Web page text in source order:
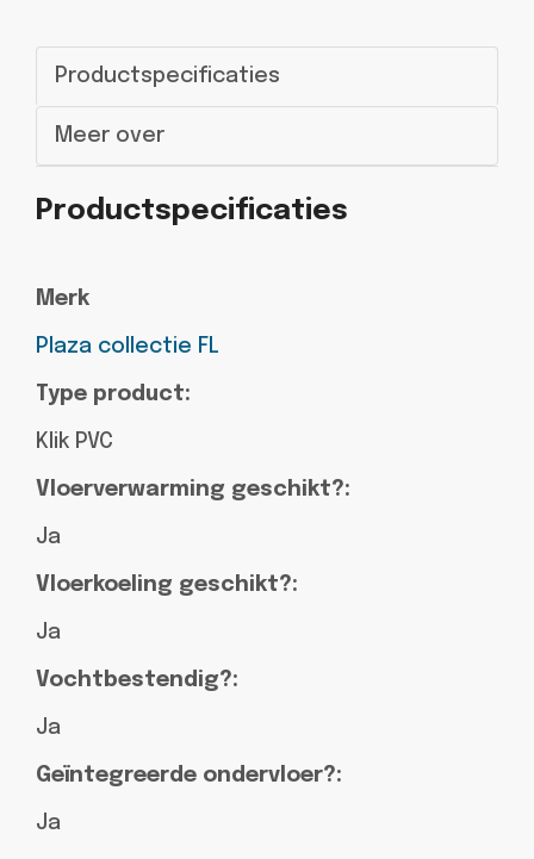
Productspecificaties
Meer over
Productspecificaties
Merk
Plaza collectie FL
Type product:
Klik PVC
Vloerverwarming geschikt?:
Ja
Vloerkoeling geschikt?:
Ja
Vochtbestendig?:
Ja
Geïntegreerde ondervloer?:
Ja